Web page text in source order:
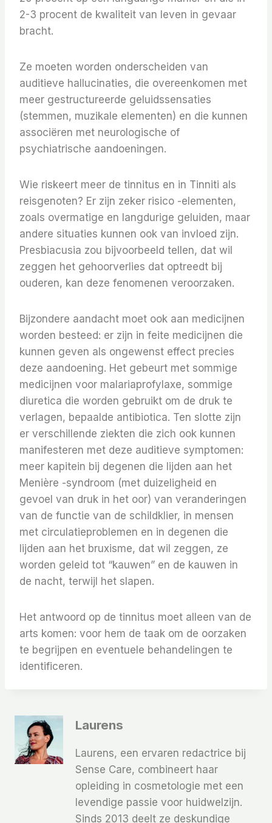
2-3 procent de kwaliteit van leven in gevaar
bracht.
Ze moeten worden onderscheiden van
auditieve hallucinaties, die overeenkomen met
meer gestructureerde geluidssensaties
(stemmen, muzikale elementen) en die kunnen
associëren met neurologische of
psychiatrische aandoeningen.
Wie riskeert meer de tinnitus en in Tinniti als
reisgenoten? Er zijn zeker risico -elementen,
zoals overmatige en langdurige geluiden, maar
andere situaties kunnen ook van invloed zijn.
Presbiacusia zou bijvoorbeeld tellen, dat wil
zeggen het gehoorverlies dat optreedt bij
ouderen, kan deze fenomenen veroorzaken.
Bijzondere aandacht moet ook aan medicijnen
worden besteed: er zijn in feite medicijnen die
kunnen geven als ongewenst effect precies
deze aandoening. Het gebeurt met sommige
medicijnen voor malariaprofylaxe, sommige
diuretica die worden gebruikt om de druk te
verlagen, bepaalde antibiotica. Ten slotte zijn
er verschillende ziekten die zich ook kunnen
manifesteren met deze auditieve symptomen:
meer kapitein bij degenen die lijden aan het
Menière -syndroom (met duizeligheid en
gevoel van druk in het oor) van veranderingen
van de functie van de schildklier, in mensen
met circulatieproblemen en in degenen die
lijden aan het bruxisme, dat wil zeggen, ze
worden geleid tot “kauwen” en de kauwen in
de nacht, terwijl het slapen.
Het antwoord op de tinnitus moet alleen van de
arts komen: voor hem de taak om de oorzaken
te begrijpen en eventuele behandelingen te
identificeren.
Laurens
Laurens, een ervaren redactrice bij
Sense Care, combineert haar
opleiding in cosmetologie met een
levendige passie voor huidwelzijn.
Sinds 2013 deelt ze deskundige